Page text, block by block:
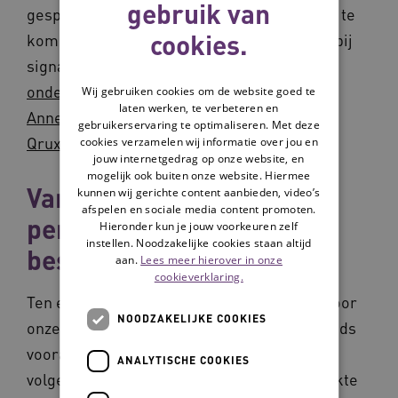
gespreksvoering, om samen met de oudere te
komen tot deze passende zorg. Echter, hierbij
signaleren we vijf uitdagingen,
onderzoeker Ruth Pel en programmaleider
Annemarie Koopman in een artikel op
Qrux x.com.
Van ziektegericht naar
persoonsgericht samen
beslissen
Ten eerste wordt samen beslissen, mede door
onze ziektegerichte zorgverlening, nog steeds
vooral ziektegericht ingestoken met de
volgende stappen: een patiënt heeft een ziekte
gebruik van
cookies.
Wij gebruiken cookies om de website goed te
laten werken, te verbeteren en
gebruikerservaring te optimaliseren. Met deze
cookies verzamelen wij informatie over jou en
jouw internetgedrag op onze website, en
mogelijk ook buiten onze website. Hiermee
kunnen wij gerichte content aanbieden, video’s
afspelen en sociale media content promoten.
Hieronder kun je jouw voorkeuren zelf
instellen. Noodzakelijke cookies staan altijd
aan. Lees meer hierover in onze
cookieverklaring.
NOODZAKELIJKE COOKIES
ANALYTISCHE COOKIES